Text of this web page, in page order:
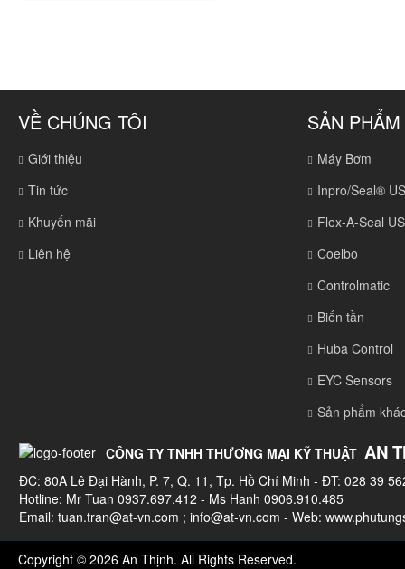
VỀ CHÚNG TÔI
Giới thiệu
Tin tức
Khuyến mãi
Liên hệ
SẢN PHẨM
Máy Bơm
Inpro/Seal®
Flex-A-Seal
Coelbo
Controlmatic
Biến tần
Huba Control
EYC Sensors
Sản phẩm
CÔNG TY TNHH THƯƠNG MẠI KỸ THUẬT AN
ĐC: 80A Lê Đại Hành, P. 7, Q. 11, Tp. Hồ Chí Minh - ĐT: 028 39
Hotline: Mr Tuan 0937.697.412 - Ms Hanh 0906.910.485
Email: tuan.tran@at-vn.com ; info@at-vn.com - Web:
Copyright © 2026 An Thịnh. All Rights Reserved.